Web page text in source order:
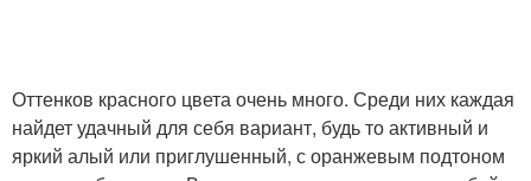
Оттенков красного цвета очень много. Среди них каждая
найдет удачный для себя вариант, будь то активный и
яркий алый или приглушенный, с оранжевым подтоном